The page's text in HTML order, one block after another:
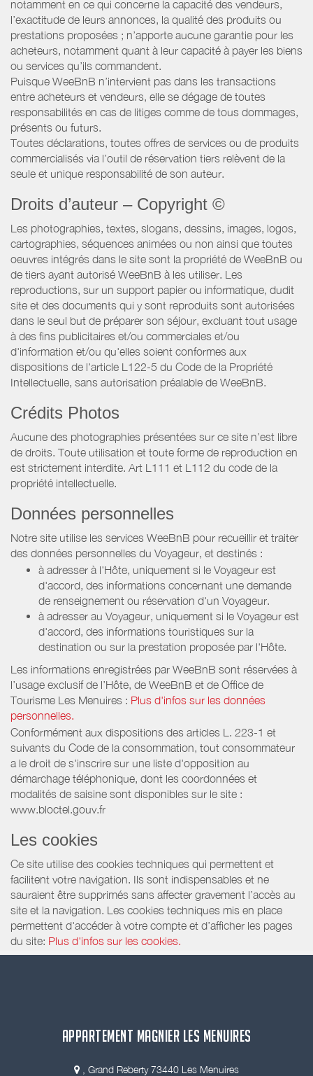
notamment en ce qui concerne la capacité des vendeurs,
l’exactitude de leurs annonces, la qualité des produits ou
prestations proposées ; n’apporte aucune garantie pour les
acheteurs, notamment quant à leur capacité à payer les biens
ou services qu’ils commandent.
Puisque WeeBnB n’intervient pas dans les transactions
entre acheteurs et vendeurs, elle se dégage de toutes
responsabilités en cas de litiges comme de tous dommages,
présents ou futurs.
Toutes déclarations, toutes offres de services ou de produits
commercialisés via l’outil de réservation tiers relèvent de la
seule et unique responsabilité de son auteur.
Droits d’auteur – Copyright ©
Les photographies, textes, slogans, dessins, images, logos,
cartographies, séquences animées ou non ainsi que toutes
oeuvres intégrés dans le site sont la propriété de WeeBnB ou
de tiers ayant autorisé WeeBnB à les utiliser. Les
reproductions, sur un support papier ou informatique, dudit
site et des documents qui y sont reproduits sont autorisées
dans le seul but de préparer son séjour, excluant tout usage
à des fins publicitaires et/ou commerciales et/ou
d'information et/ou qu'elles soient conformes aux
dispositions de l'article L122-5 du Code de la Propriété
Intellectuelle, sans autorisation préalable de WeeBnB.
Crédits Photos
Aucune des photographies présentées sur ce site n’est libre
de droits. Toute utilisation et toute forme de reproduction en
est strictement interdite. Art L111 et L112 du code de la
propriété intellectuelle.
Données personnelles
Notre site utilise les services WeeBnB pour recueillir et traiter
des données personnelles du Voyageur, et destinés :
à adresser à l'Hôte, uniquement si le Voyageur est
d'accord, des informations concernant une demande
de renseignement ou réservation d'un Voyageur.
à adresser au Voyageur, uniquement si le Voyageur est
d'accord, des informations touristiques sur la
destination ou sur la prestation proposée par l'Hôte.
Les informations enregistrées par WeeBnB sont réservées à
l’usage exclusif de l’Hôte, de WeeBnB et de Office de
Tourisme Les Menuires : Plus d'infos sur les données
personnelles.
Conformément aux dispositions des articles L. 223-1 et
suivants du Code de la consommation, tout consommateur
a le droit de s'inscrire sur une liste d'opposition au
démarchage téléphonique, dont les coordonnées et
modalités de saisine sont disponibles sur le site :
www.bloctel.gouv.fr
Les cookies
Ce site utilise des cookies techniques qui permettent et
facilitent votre navigation. Ils sont indispensables et ne
sauraient être supprimés sans affecter gravement l’accès au
site et la navigation. Les cookies techniques mis en place
permettent d'accéder à votre compte et d’afficher les pages
du site: Plus d'infos sur les cookies.
APPARTEMENT MAGNIER LES MENUIRES
, Grand Reberty 73440 Les Menuires